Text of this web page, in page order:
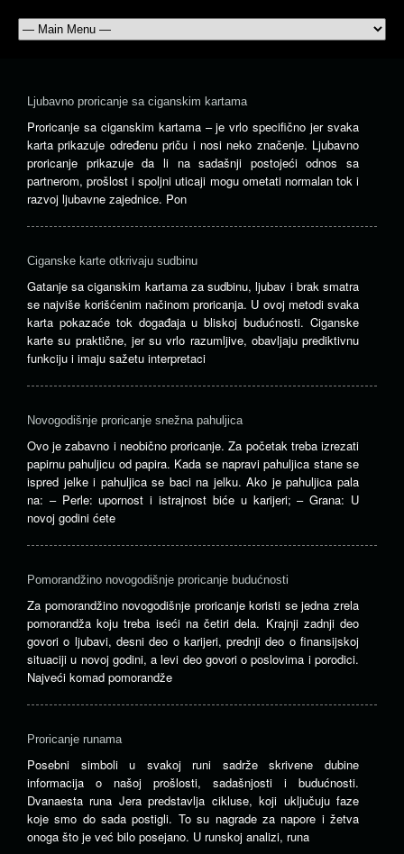
Ljubavno proricanje sa ciganskim kartama
Proricanje sa ciganskim kartama – je vrlo specifično jer svaka
karta prikazuje određenu priču i nosi neko značenje. Ljubavno
proricanje prikazuje da li na sadašnji postojeći odnos sa
partnerom, prošlost i spoljni uticaji mogu ometati normalan tok i
razvoj ljubavne zajednice. Pon
Ciganske karte otkrivaju sudbinu
Gatanje sa ciganskim kartama za sudbinu, ljubav i brak smatra
se najviše korišćenim načinom proricanja. U ovoj metodi svaka
karta pokazaće tok događaja u bliskoj budućnosti. Ciganske
karte su praktične, jer su vrlo razumljive, obavljaju prediktivnu
funkciju i imaju sažetu interpretaci
Novogodišnje proricanje snežna pahuljica
Ovo je zabavno i neobično proricanje. Za početak treba izrezati
papirnu pahuljicu od papira. Kada se napravi pahuljica stane se
ispred jelke i pahuljica se baci na jelku. Ako je pahuljica pala
na: – Perle: upornost i istrajnost biće u karijeri; – Grana: U
novoj godini ćete
Pomorandžino novogodišnje proricanje budućnosti
Za pomorandžino novogodišnje proricanje koristi se jedna zrela
pomorandža koju treba iseći na četiri dela. Krajnji zadnji deo
govori o ljubavi, desni deo o karijeri, prednji deo o finansijskoj
situaciji u novoj godini, a levi deo govori o poslovima i porodici.
Najveći komad pomorandže
Proricanje runama
Posebni simboli u svakoj runi sadrže skrivene dubine
informacija o našoj prošlosti, sadašnjosti i budućnosti.
Dvanaesta runa Jera predstavlja cikluse, koji uključuju faze
koje smo do sada postigli. To su nagrade za napore i žetva
onoga što je već bilo posejano. U runskoj analizi, runa